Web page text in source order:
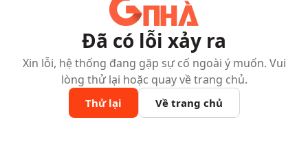
Đã có lỗi xảy ra
Xin lỗi, hệ thống đang gặp sự cố ngoài ý muốn. Vui
lòng thử lại hoặc quay về trang chủ.
Thử lại Về trang chủ